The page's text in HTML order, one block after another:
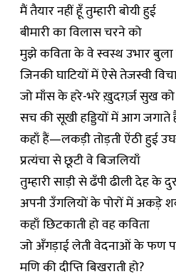
मैं तैयार नहीं हूँ तुम्हारी बोयी हुई
बीमारी का विलास चरने को
मुझे कविता के वे स्वस्थ उभार बुला
जिनकी घाटियों में ऐसे तेजस्वी
जो माँस के हरे-भरे ख़ुदग़र्ज़ सुख को
सच की सूखी हड्डियों में आग जगाते
कहाँ हैं—लकड़ी तोड़ती ऐंठी हुई
प्रत्यंचा से छूटी वे बिजलियाँ
तुम्हारी साड़ी से ढँपी ढीली देह के
अपनी उँगलियों के पोरों में अकड़े
कहाँ छिटकाती हो वह कविता
जो अँगड़ाई लेती वेदनाओं के फण
मणि की दीप्ति बिखराती हो?